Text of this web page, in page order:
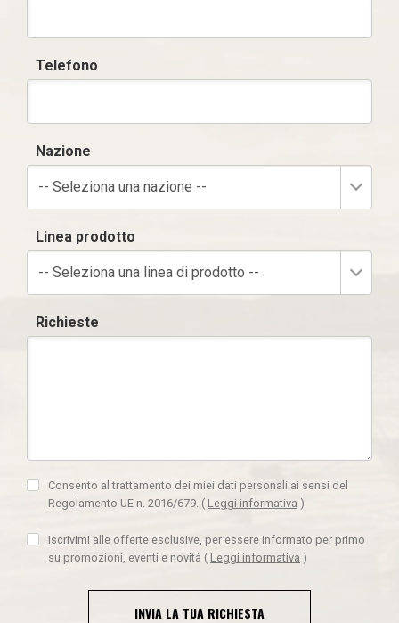
Telefono
Nazione
-- Seleziona una nazione --
Linea prodotto
-- Seleziona una linea di prodotto --
Richieste
Consento al trattamento dei miei dati personali ai sensi del
Regolamento UE n. 2016/679. ( Leggi informativa )
Iscrivimi alle offerte esclusive, per essere informato per primo
su promozioni, eventi e novità ( Leggi informativa )
INVIA LA TUA RICHIESTA